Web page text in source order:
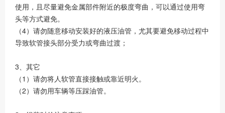
使用，且尽量避免金属部件附近的极度弯曲，可以通过使用弯
头等方式避免。
（4）请勿随意移动安装好的液压油管，尤其要避免移动过程中
导致软管接头部分受力或弯曲过渡；
3、其它
（1）请勿将人软管直接接触或靠近明火。
（2）请勿用车辆等压踩油管。